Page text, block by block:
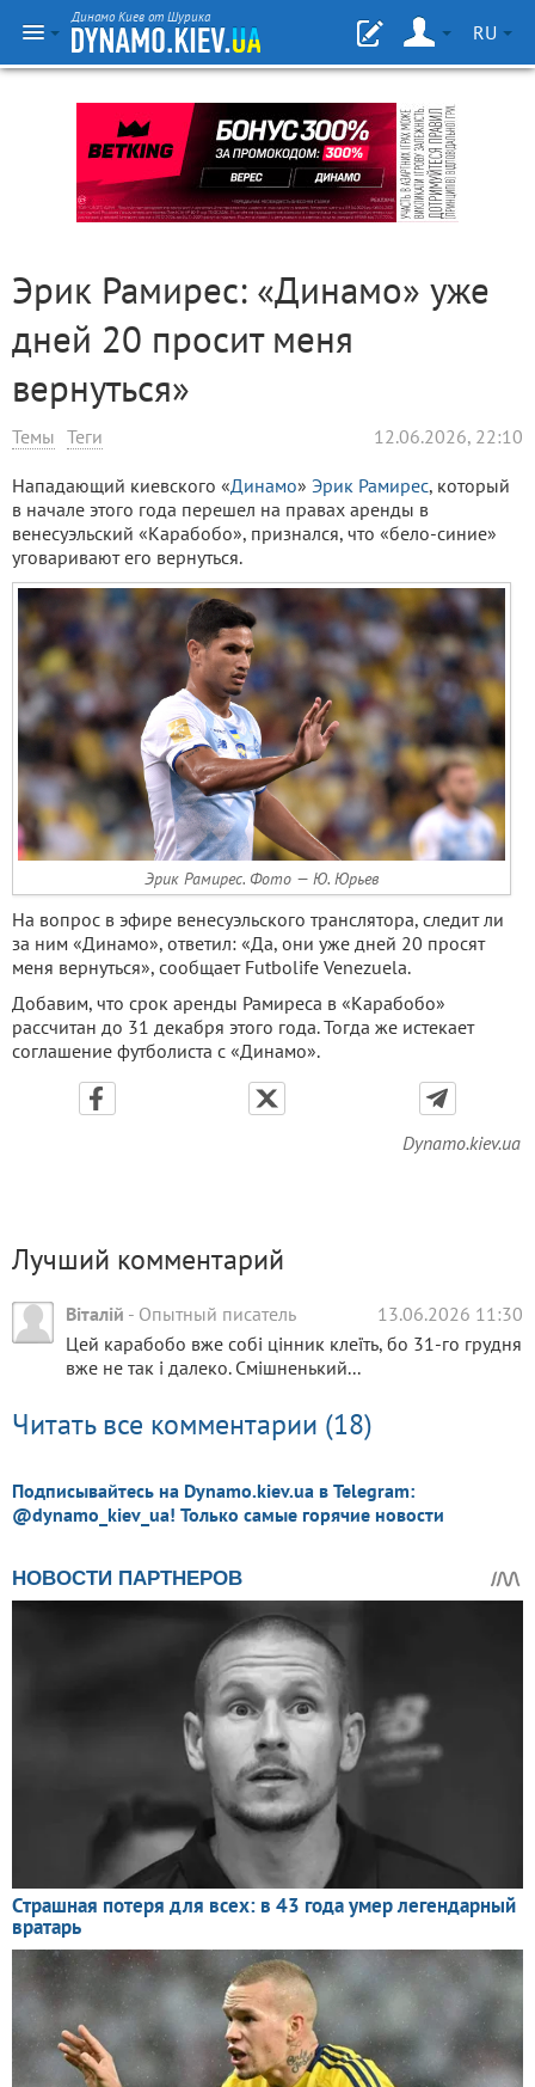
Динамо Киев от Шурика
RU
Эрик Рамирес: «Динамо» уже
дней 20 просит меня
вернуться»
Темы Теги 12.06.2026, 22:10
Нападающий киевского «Динамо» Эрик Рамирес, который
в начале этого года перешел на правах аренды в
венесуэльский «Карабобо», признался, что «бело-синие»
уговаривают его вернуться.
Эрик Рамирес. Фото — Ю. Юрьев
На вопрос в эфире венесуэльского транслятора, следит ли
за ним «Динамо», ответил: «Да, они уже дней 20 просят
меня вернуться», сообщает Futbolife Venezuela.
Добавим, что срок аренды Рамиреса в «Карабобо»
рассчитан до 31 декабря этого года. Тогда же истекает
соглашение футболиста с «Динамо».
Dynamo.kiev.ua
Лучший комментарий
Віталій - Опытный писатель
13.06.2026 11:30
Цей карабобо вже собі цінник клеїть, бо 31-го грудня
вже не так і далеко. Смішненький...
Читать все комментарии (18)
Подписывайтесь на Dynamo.kiev.ua в Telegram:
@dynamo_kiev_ua! Только самые горячие новости